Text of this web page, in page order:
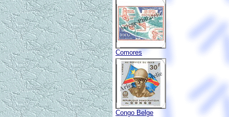
Comores
Congo Belge